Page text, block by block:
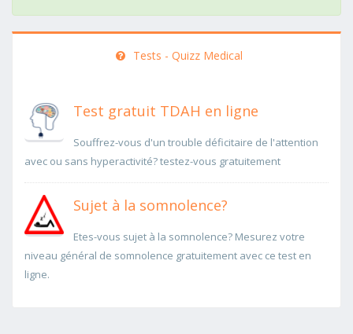
Tests - Quizz Medical
Test gratuit TDAH en ligne
Souffrez-vous d'un trouble déficitaire de l'attention
avec ou sans hyperactivité? testez-vous gratuitement
Sujet à la somnolence?
Etes-vous sujet à la somnolence? Mesurez votre
niveau général de somnolence gratuitement avec ce test en
ligne.